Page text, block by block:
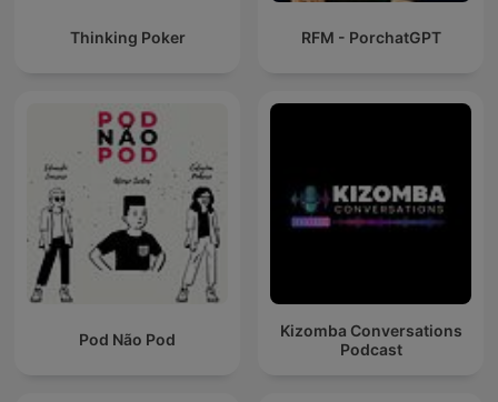
Thinking Poker RFM - PorchatGPT
Pod Não Pod
Kizomba Conversations
Podcast